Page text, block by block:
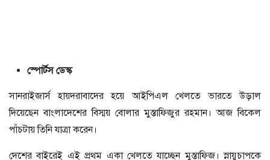
স্পোর্টস ডেস্ক
সানরাইজার্স হায়দরাবাদের হয়ে আইপিএল খেলতে ভারতে উড়াল
দিয়েছেন বাংলাদেশের বিস্ময় বোলার মুস্তাফিজুর রহমান। আজ বিকেল
পাঁচটায় তিনি যাত্রা করেন।
দেশের বাইরেই এই প্রথম একা খেলতে যাচ্ছেন মুস্তাফিজ। স্নায়ুচাপকে